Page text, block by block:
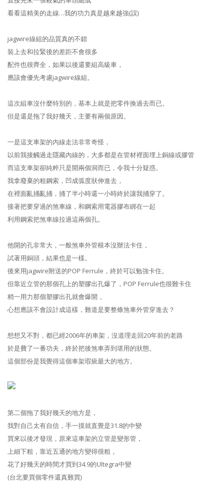
看看這精美的走線…我的功力真是越來越強(誤)
jagwire線組的品質真的不錯
裝上去和拉緊後的差距不會很多
配件也很齊全，如果以後還要組高級車，
應該會優先考慮jagwire線組。
這次組車沒什麼特別的，基本上就是把零件換過去而已。
但是還是拖了我好幾天，主要有兩個原因。
一是這支車架的內線走法非常奇怪，
以前我接觸過走隱藏內線的，大多都是在管材裡面埋上銅線或膠管
而這支車架卻純粹只是開兩個洞而已，令我十分疑惑。
我拿廢棄的粗鋼索，凹成弧度狀伸進去，
在裡面亂捅亂捅，捅了半小時還一小時終於讓我捅穿了。
接著把要穿過的煞車線，和鋼索用電器膠布綁在一起
利用鋼索把煞車線拉過這兩個孔。
他開的孔非常大，一般煞車外管根本沒辦法卡住，
試著用銅頭，結果也是一樣。
後來用jagwire附送的POP Ferrule，終於可以勉強卡住。
但靠近立管的那個孔上的塑膠出孔爆了，POP Ferrule也很難卡住
稍一用力那個塑膠出孔就會爆開，
心想應該不會設計成這樣，難道是要整條煞車外管穿進去？
想想又不對，都已經2006年的車架，沒道理走回20年前的老路
於是費了一番功夫，終於把後煞車弄到堪用的狀態。
這個部份是我覺得這個車架瑕疵最大的地方。
第二個拖了我好幾天的地方是，
我對自己太有自信，手一摸就直覺是31.8的中變
買來以後才發現，原來這車架的立管是變形管，
上細下粗，靠近五通的地方變得很粗，
花了好幾天的時間才買到34.9的Ultegra中變
(台北要買個零件還真難買)